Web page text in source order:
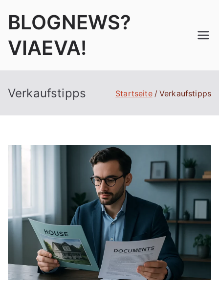
InhaltBLOGNEWS?
VIAEVA!
Verkaufstipps Startseite Verkaufstipps